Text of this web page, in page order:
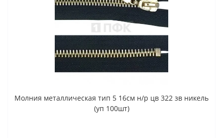
Молния металлическая тип 5 16см н/р цв 322 зв никель
(уп 100шт)